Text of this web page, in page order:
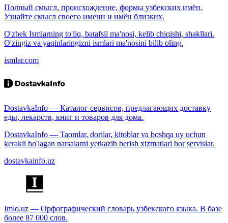
Полный смысл, происхождение, формы узбекских имён.
Узнайте смысл своего имени и имён близких.
O'zbek Ismlarning to'liq, batafsil ma'nosi, kelib chiqishi, shakllari.
O'zingiz va yaqinlaringizni ismlari ma'nosini bilib oling.
ismlar.com
DostavkaInfo — Каталог сервисов, предлагающих доставку
еды, лекарств, книг и товаров для дома.
DostavkaInfo — Taomlar, dorilar, kitoblar va boshqa uy uchun
kerakli bo'lagan narsalarni yetkazib berish xizmatlari bor servislar.
dostavkainfo.uz
Imlo.uz — Орфографический словарь узбекского языка. В базе
более 87 000 слов.